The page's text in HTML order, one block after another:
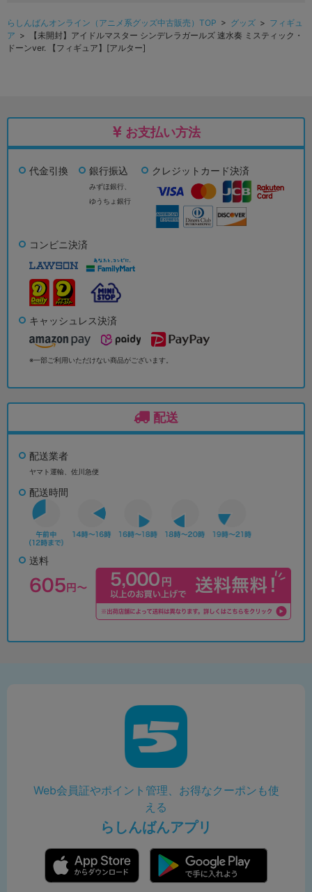
らしんばんオンライン（アニメ系グッズ中古販売）TOP > グッズ > フィギュ
ア > 【未開封】アイドルマスター シンデレラガールズ 速水奏 ミスティック・
ドーンver. 【フィギュア】[アルター]
お支払い方法
代金引換 銀行振込
みずほ銀行、
ゆうちょ銀行
クレジットカード決済
コンビニ決済
キャッシュレス決済
※一部ご利用いただけない商品がございます。
配送
配送業者
ヤマト運輸、佐川急便
配送時間
送料
Web会員証やポイント管理、お得なクーポンも使
える
らしんばんアプリ